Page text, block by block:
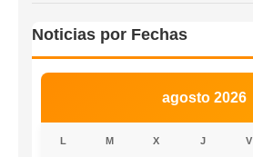
Noticias por Fechas
agosto 2026
L M X J V